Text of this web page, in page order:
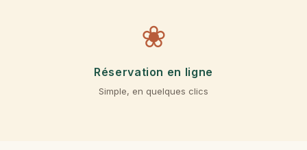
❀
Réservation en ligne
Simple, en quelques clics